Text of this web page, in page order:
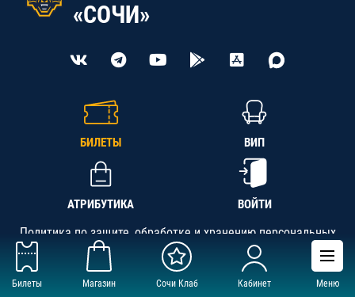
Билеты Магазин Сочи Клаб Кабинет Меню
«СОЧИ»
БИЛЕТЫ ВИП
АТРИБУТИКА ВОЙТИ
Политика по защите, обработке и хранению персональных
данных
АНО «СК «Кубань-Регион», ОГРН 1142300002349,